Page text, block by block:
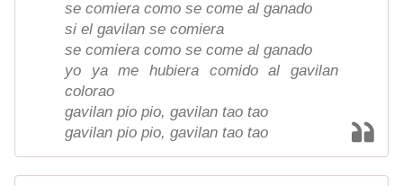
se comiera como se come al ganado
si el gavilan se comiera
se comiera como se come al ganado
yo ya me hubiera comido al gavilan
colorao
gavilan pio pio, gavilan tao tao
gavilan pio pio, gavilan tao tao